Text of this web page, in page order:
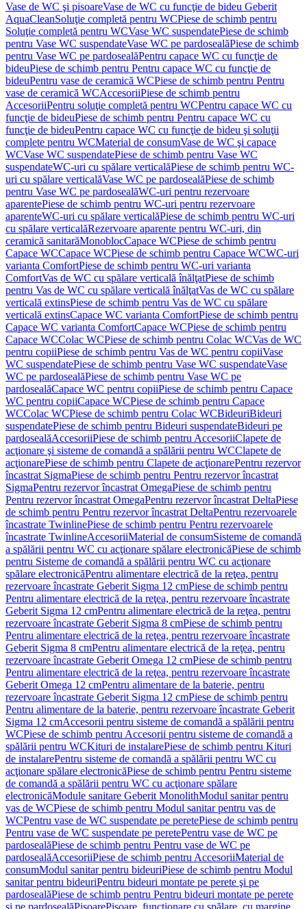
Vase de WC şi pisoareVase de WC cu funcţie de bideu Geberit
AquaCleanSoluţie completă pentru WCPiese de schimb pentru
Soluţie completă pentru WCVase WC suspendatePiese de schimb
pentru Vase WC suspendateVase WC pe pardosealăPiese de schimb
pentru Vase WC pe pardosealăPentru capace WC cu funcţie de
bideuPiese de schimb pentru Pentru capace WC cu funcţie de
bideuPentru vase de ceramică WCPiese de schimb pentru Pentru
vase de ceramică WCAccesoriiPiese de schimb pentru
AccesoriiPentru soluţie completă pentru WCPentru capace WC cu
funcţie de bideuPiese de schimb pentru Pentru capace WC cu
funcţie de bideuPentru capace WC cu funcţie de bideu şi soluţii
complete pentru WCMaterial de consumVase de WC şi capace
WCVase WC suspendatePiese de schimb pentru Vase WC
suspendateWC-uri cu spălare verticalăPiese de schimb pentru WC-
uri cu spălare verticalăVase WC pe pardosealăPiese de schimb
pentru Vase WC pe pardosealăWC-uri pentru rezervoare
aparentePiese de schimb pentru WC-uri pentru rezervoare
aparenteWC-uri cu spălare verticalăPiese de schimb pentru WC-uri
cu spălare verticalăRezervoare aparente pentru WC-uri, din
ceramică sanitarăMonoblocCapace WCPiese de schimb pentru
Capace WCCapace WCPiese de schimb pentru Capace WCWC-uri
varianta ComfortPiese de schimb pentru WC-uri varianta
ComfortVas de WC cu spălare verticală înălţatPiese de schimb
pentru Vas de WC cu spălare verticală înălţatVas de WC cu spălare
verticală extinsPiese de schimb pentru Vas de WC cu spălare
verticală extinsCapace WC varianta ComfortPiese de schimb pentru
Capace WC varianta ComfortCapace WCPiese de schimb pentru
Capace WCColac WCPiese de schimb pentru Colac WCVas de WC
pentru copiiPiese de schimb pentru Vas de WC pentru copiiVase
WC suspendatePiese de schimb pentru Vase WC suspendateVase
WC pe pardosealăPiese de schimb pentru Vase WC pe
pardosealăCapace WC pentru copiiPiese de schimb pentru Capace
WC pentru copiiCapace WCPiese de schimb pentru Capace
WCColac WCPiese de schimb pentru Colac WCBideuriBideuri
suspendatePiese de schimb pentru Bideuri suspendateBideuri pe
pardosealăAccesoriiPiese de schimb pentru AccesoriiClapete de
acţionare şi sisteme de comandă a spălării pentru WCClapete de
acţionarePiese de schimb pentru Clapete de acţionarePentru rezervor
încastrat SigmaPiese de schimb pentru Pentru rezervor încastrat
SigmaPentru rezervor încastrat OmegaPiese de schimb pentru
Pentru rezervor încastrat OmegaPentru rezervor încastrat DeltaPiese
de schimb pentru Pentru rezervor încastrat DeltaPentru rezervoarele
încastrate TwinlinePiese de schimb pentru Pentru rezervoarele
încastrate TwinlineAccesoriiMaterial de consumSisteme de comandă
a spălării pentru WC cu acţionare spălare electronicăPiese de schimb
pentru Sisteme de comandă a spălării pentru WC cu acţionare
spălare electronicăPentru alimentare electrică de la reţea, pentru
rezervoare încastrate Geberit Sigma 12 cmPiese de schimb pentru
Pentru alimentare electrică de la reţea, pentru rezervoare încastrate
Geberit Sigma 12 cmPentru alimentare electrică de la reţea, pentru
rezervoare încastrate Geberit Sigma 8 cmPiese de schimb pentru
Pentru alimentare electrică de la reţea, pentru rezervoare încastrate
Geberit Sigma 8 cmPentru alimentare electrică de la reţea, pentru
rezervoare încastrate Geberit Omega 12 cmPiese de schimb pentru
Pentru alimentare electrică de la reţea, pentru rezervoare încastrate
Geberit Omega 12 cmPentru alimentare de la baterie, pentru
rezervoare încastrate Geberit Sigma 12 cmPiese de schimb pentru
Pentru alimentare de la baterie, pentru rezervoare încastrate Geberit
Sigma 12 cmAccesorii pentru sisteme de comandă a spălării pentru
WCPiese de schimb pentru Accesorii pentru sisteme de comandă a
spălării pentru WCKituri de instalarePiese de schimb pentru Kituri
de instalarePentru sisteme de comandă a spălării pentru WC cu
acţionare spălare electronicăPiese de schimb pentru Pentru sisteme
de comandă a spălării pentru WC cu acţionare spălare
electronicăModule sanitare Geberit MonolithModul sanitar pentru
vas de WCPiese de schimb pentru Modul sanitar pentru vas de
WCPentru vase de WC suspendate pe peretePiese de schimb pentru
Pentru vase de WC suspendate pe peretePentru vase de WC pe
pardosealăPiese de schimb pentru Pentru vase de WC pe
pardosealăAccesoriiPiese de schimb pentru AccesoriiMaterial de
consumModul sanitar pentru bideuriPiese de schimb pentru Modul
sanitar pentru bideuriPentru bideuri montate pe perete şi pe
pardosealăPiese de schimb pentru Pentru bideuri montate pe perete
şi pe pardosealăPisoarePisoare, funcţionare cu spălare, cu margine